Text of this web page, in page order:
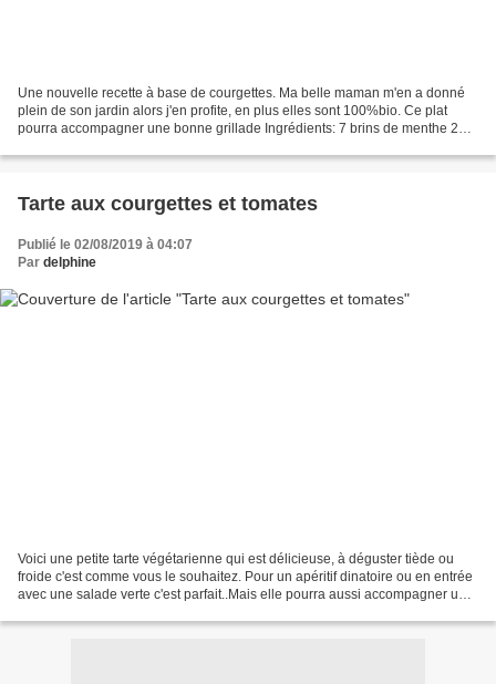
Une nouvelle recette à base de courgettes. Ma belle maman m'en a donné
plein de son jardin alors j'en profite, en plus elles sont 100%bio. Ce plat
pourra accompagner une bonne grillade Ingrédients: 7 brins de menthe 2
Tarte aux courgettes et tomates
Publié le 02/08/2019 à 04:07
Par delphine
Voici une petite tarte végétarienne qui est délicieuse, à déguster tiède ou
froide c'est comme vous le souhaitez. Pour un apéritif dinatoire ou en entrée
avec une salade verte c'est parfait..Mais elle pourra aussi accompagner un